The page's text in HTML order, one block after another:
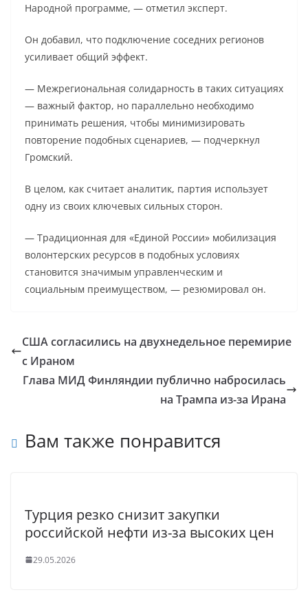
Народной программе, — отметил эксперт.
Он добавил, что подключение соседних регионов
усиливает общий эффект.
— Межрегиональная солидарность в таких ситуациях
— важный фактор, но параллельно необходимо
принимать решения, чтобы минимизировать
повторение подобных сценариев, — подчеркнул
Громский.
В целом, как считает аналитик, партия использует
одну из своих ключевых сильных сторон.
— Традиционная для «Единой России» мобилизация
волонтерских ресурсов в подобных условиях
становится значимым управленческим и
социальным преимуществом, — резюмировал он.
США согласились на двухнедельное перемирие
с Ираном
Глава МИД Финляндии публично набросилась
на Трампа из-за Ирана
Вам также понравится
Турция резко снизит закупки
российской нефти из-за высоких цен
29.05.2026